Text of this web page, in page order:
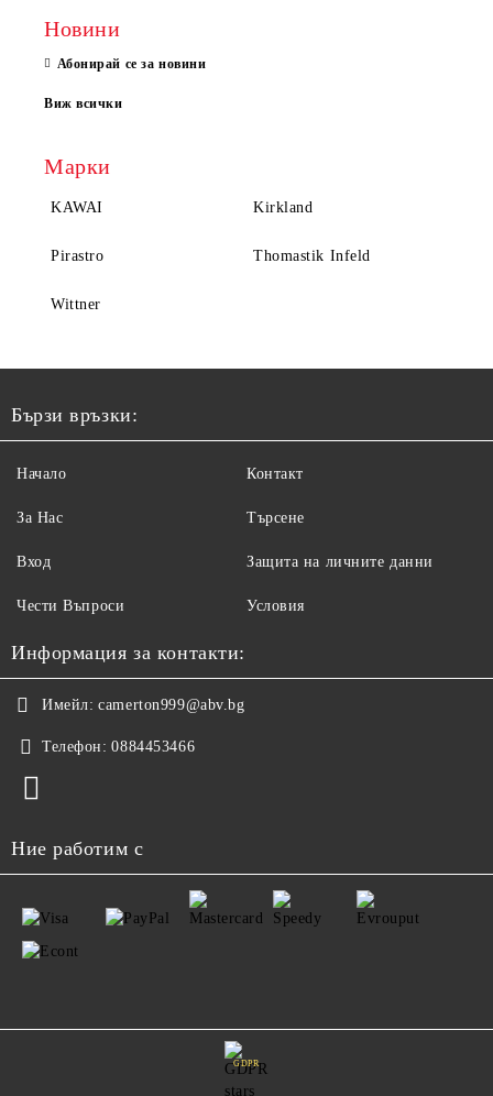
Новини
Абонирай се за новини
Виж всички
Марки
KAWAI Kirkland
Pirastro Thomastik Infeld
Wittner
Бързи връзки:
Начало
За Нас
Вход
Чести Въпроси
Контакт
Търсене
Защита на личните данни
Условия
Информация за контакти:
Имейл: camerton999@abv.bg
Телефон: 0884453466
Ние работим с
GDPR